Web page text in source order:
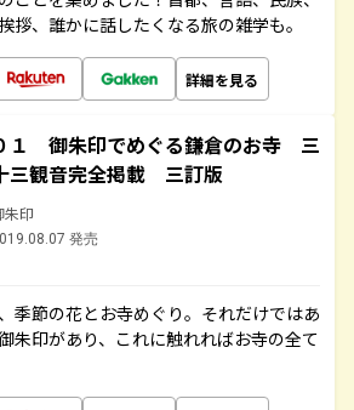
拶、誰かに話したくなる旅の雑学も。
詳細を見る
１ 御朱印でめぐる鎌倉のお寺 三
三観音完全掲載 三訂版
朱印
発売
季節の花とお寺めぐり。それだけではあ
朱印があり、これに触れればお寺の全て